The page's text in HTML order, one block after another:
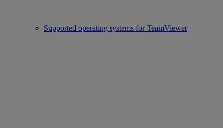
Supported operating systems for TeamViewer